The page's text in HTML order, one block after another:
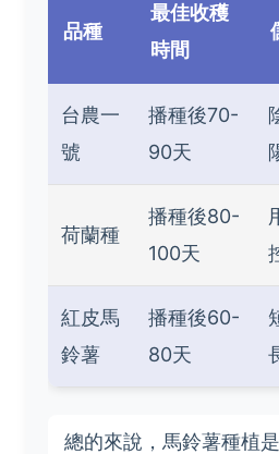
品種
最佳收穫
時間
台農一
號
播種後70-
90天
荷蘭種
播種後80-
100天
紅皮馬
鈴薯
播種後60-
80天
總的來說，馬鈴薯種植